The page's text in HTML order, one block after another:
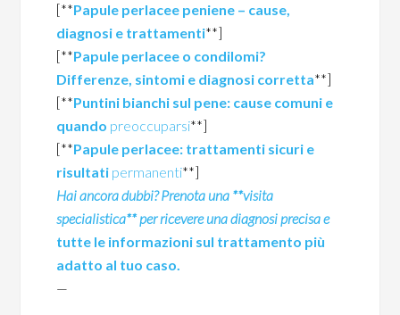
[**Papule perlacee peniene – cause,
diagnosi e trattamenti**]
[**Papule perlacee o condilomi?
Differenze, sintomi e diagnosi corretta**]
[**Puntini bianchi sul pene: cause comuni e
quando preoccuparsi**]
[**Papule perlacee: trattamenti sicuri e
risultati permanenti**]
Hai ancora dubbi? Prenota una **visita
specialistica** per ricevere una diagnosi precisa e
tutte le informazioni sul trattamento più
adatto al tuo caso.
—